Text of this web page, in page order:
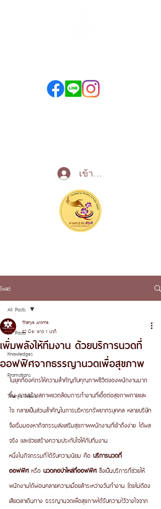
เข้าสู่ระบบ
โพสต์
All Posts
Knowledges
Promotions
Thanya News
All Posts
เพิ่มพลังให้ทีมงาน ด้วยบริการนวดที่
ออฟฟิศจากธรรญานวดเพื่อสุขภาพ
Thanya Aroma
22 มิ.ย. ยาว 1 นาที
ในยุคที่องค์กรให้ความสำคัญกับคุณภาพชีวิตของพนักงานมาก
ขึ้น การสร้างสภาพแวดล้อมการทำงานที่เอื้อต่อสุขภาพกายและ
ใจ กลายเป็นส่วนสำคัญในการบริหารทรัพยากรบุคคล หลายบริษัท
จึงเริ่มมองหากิจกรรมส่งเสริมสุขภาพพนักงานที่เข้าถึงง่าย ได้ผล
จริง และช่วยสร้างความประทับใจให้กับทีมงาน
หนึ่งในกิจกรรมที่ได้รับความนิยม คือ บริการนวดที่
ออฟฟิศ หรือ นวดคอบ่าไหล่ที่ออฟฟิศ ซึ่งเป็นบริการที่ช่วยให้
พนักงานได้ผ่อนคลายความเมื่อยล้าระหว่างวันทำงาน โดยไม่ต้อง
เสียเวลาเดินทาง ธรรญานวดเพื่อสุขภาพได้รับความไว้วางใจจาก